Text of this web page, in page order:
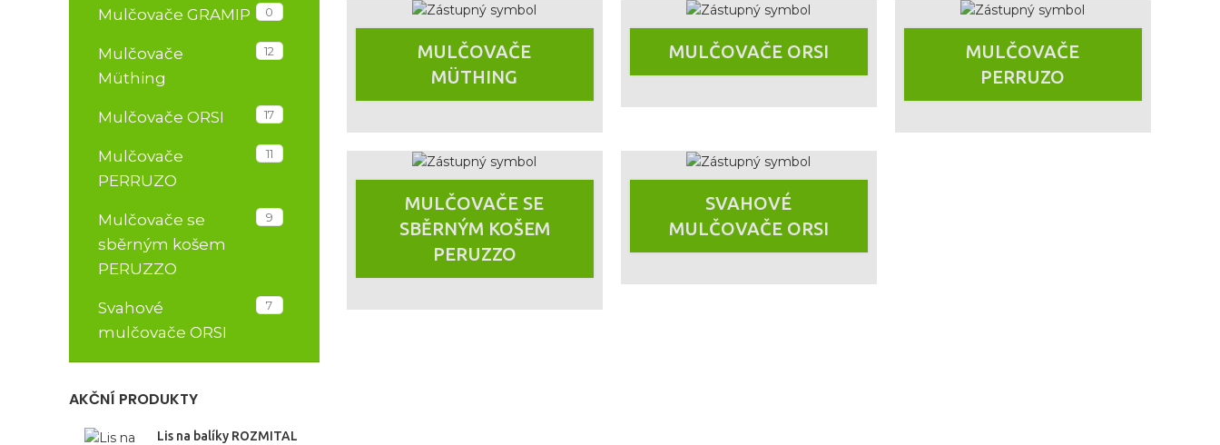
Mulčovače GRAMIP 0
Mulčovače
Müthing
12
Mulčovače ORSI 17
Mulčovače
PERRUZO
11
Mulčovače se
sběrným košem
PERUZZO
9
Svahové
mulčovače ORSI
7
AKČNÍ PRODUKTY
Lis na balíky ROZMITAL
MULČOVAČE
MÜTHING
MULČOVAČE ORSI
MULČOVAČE
PERRUZO
MULČOVAČE SE
SBĚRNÝM KOŠEM
PERUZZO
SVAHOVÉ
MULČOVAČE ORSI